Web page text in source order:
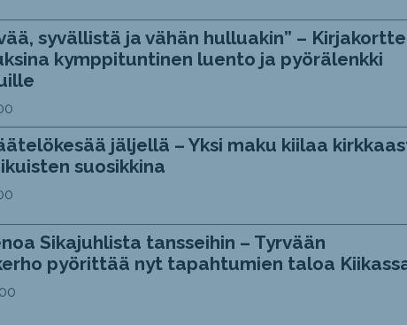
syvällistä ja vähän hulluakin” –
kymppituntinen luento ja pyörälenkki
jäljellä – Yksi maku kiilaa
suosikkina
Sikajuhlista tansseihin – Tyrvään
pyörittää nyt tapahtumien taloa